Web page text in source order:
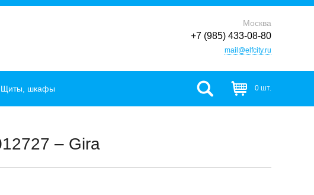
Москва
+7 (985) 433-08-80
mail@elfcity.ru
Щиты, шкафы 0 шт.
– Gira